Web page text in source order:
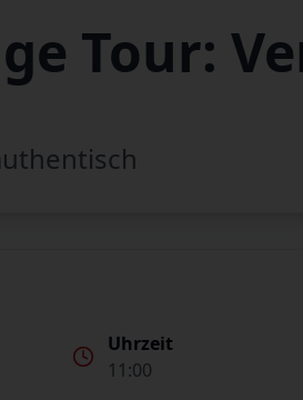
Tour:
Uhrzeit
11:00